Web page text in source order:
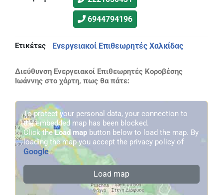
6944794196
Ετικέτες Ενεργειακοί Επιθεωρητές Χαλκίδας
Διεύθυνση Ενεργειακοί Επιθεωρητές Κοροβέσης
Ιωάννης στο χάρτη, πως θα πάτε:
To protect your personal data, your connection to
the embedded map has been blocked.
Click theLoad map button below to load the map. By
loading the map you accept the privacy policy of
Google.
Load map